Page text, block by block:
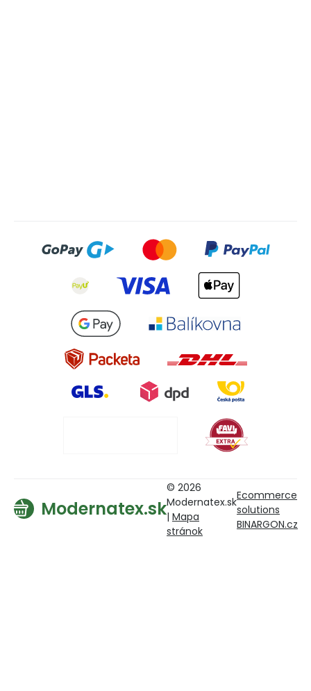
Modernatex.sk
© 2026
Modernatex.sk
| Mapa
stránok
Ecommerce
solutions
BINARGON.cz